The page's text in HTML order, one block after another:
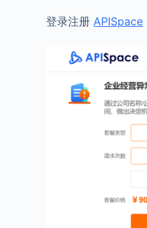
登录注册 APISpace